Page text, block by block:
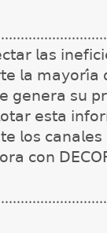
𝗅𝖺𝗌
𝗅𝖺
𝗀𝖾𝗇𝖾𝗋𝖺 𝗌𝗎
𝖾𝗌𝗍𝖺
𝗅𝗈𝗌
𝖼𝗈𝗇